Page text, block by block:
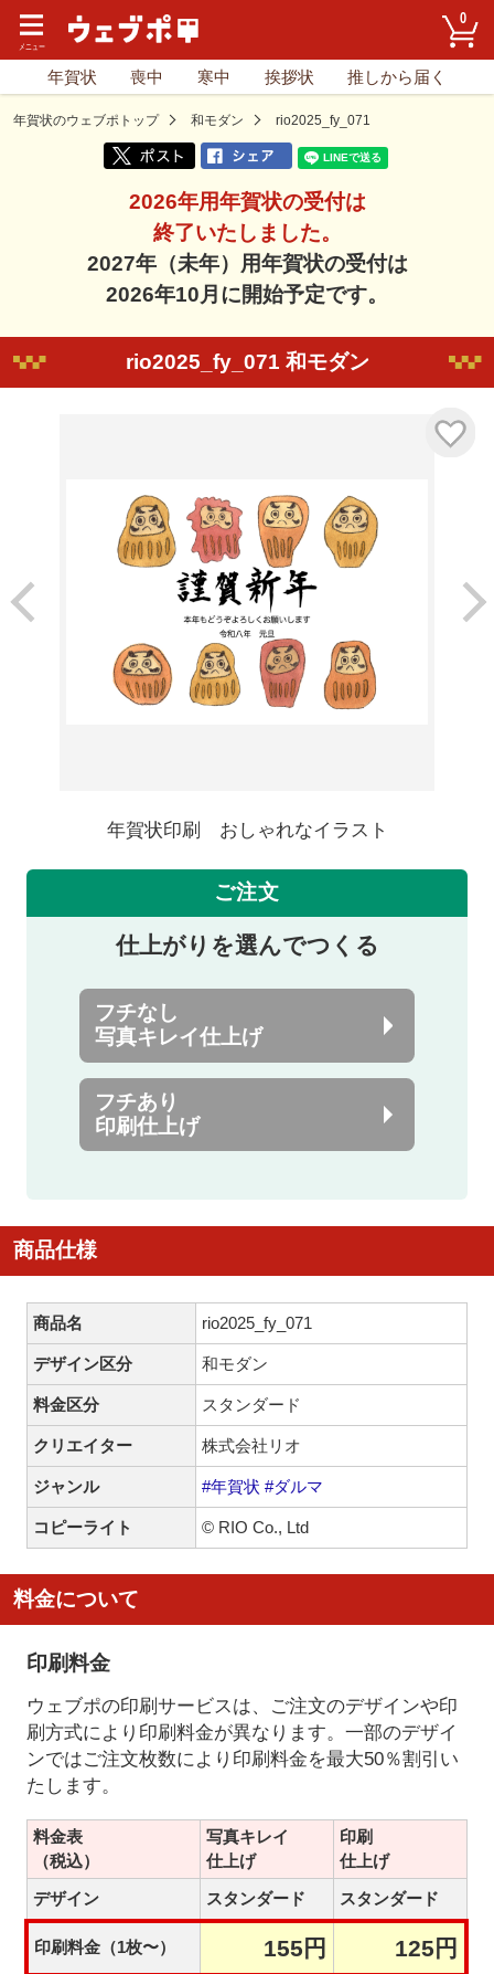
0
年賀状 喪中 寒中 挨拶状 推しから届く
年賀状のウェブポトップ 和モダン rio2025_fy_071
2026年用年賀状の受付は
終了いたしました。
2027年（未年）用年賀状の受付は
2026年10月に開始予定です。
rio2025_fy_071 和モダン
年賀状印刷 おしゃれなイラスト
ご注文
仕上がりを選んでつくる
フチなし
写真キレイ仕上げ
フチあり
印刷仕上げ
商品仕様
商品名 rio2025_fy_071
デザイン区分 和モダン
料金区分 スタンダード
クリエイター 株式会社リオ
ジャンル #年賀状 #ダルマ
コピーライト © RIO Co., Ltd
料金について
印刷料金
ウェブポの印刷サービスは、ご注文のデザインや印
刷方式により印刷料金が異なります。一部のデザイ
ンではご注文枚数により印刷料金を最大50％割引い
たします。
料金表
（税込）
写真キレイ
仕上げ
印刷
仕上げ
デザイン
スタンダード スタンダード
印刷料金（1枚〜） 155円 125円